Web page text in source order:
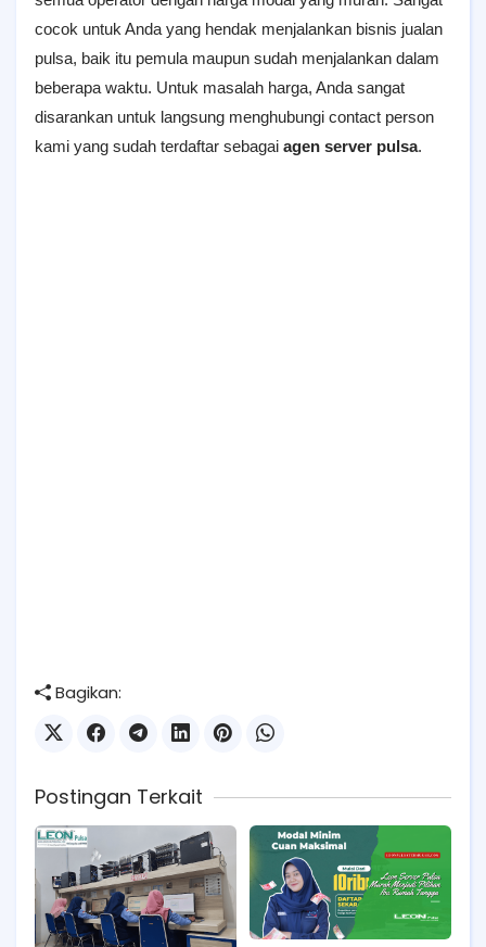
cocok untuk Anda yang hendak menjalankan bisnis jualan
pulsa, baik itu pemula maupun sudah menjalankan dalam
beberapa waktu. Untuk masalah harga, Anda sangat
disarankan untuk langsung menghubungi contact person
kami yang sudah terdaftar sebagai agen server pulsa.
Bagikan:
Postingan Terkait